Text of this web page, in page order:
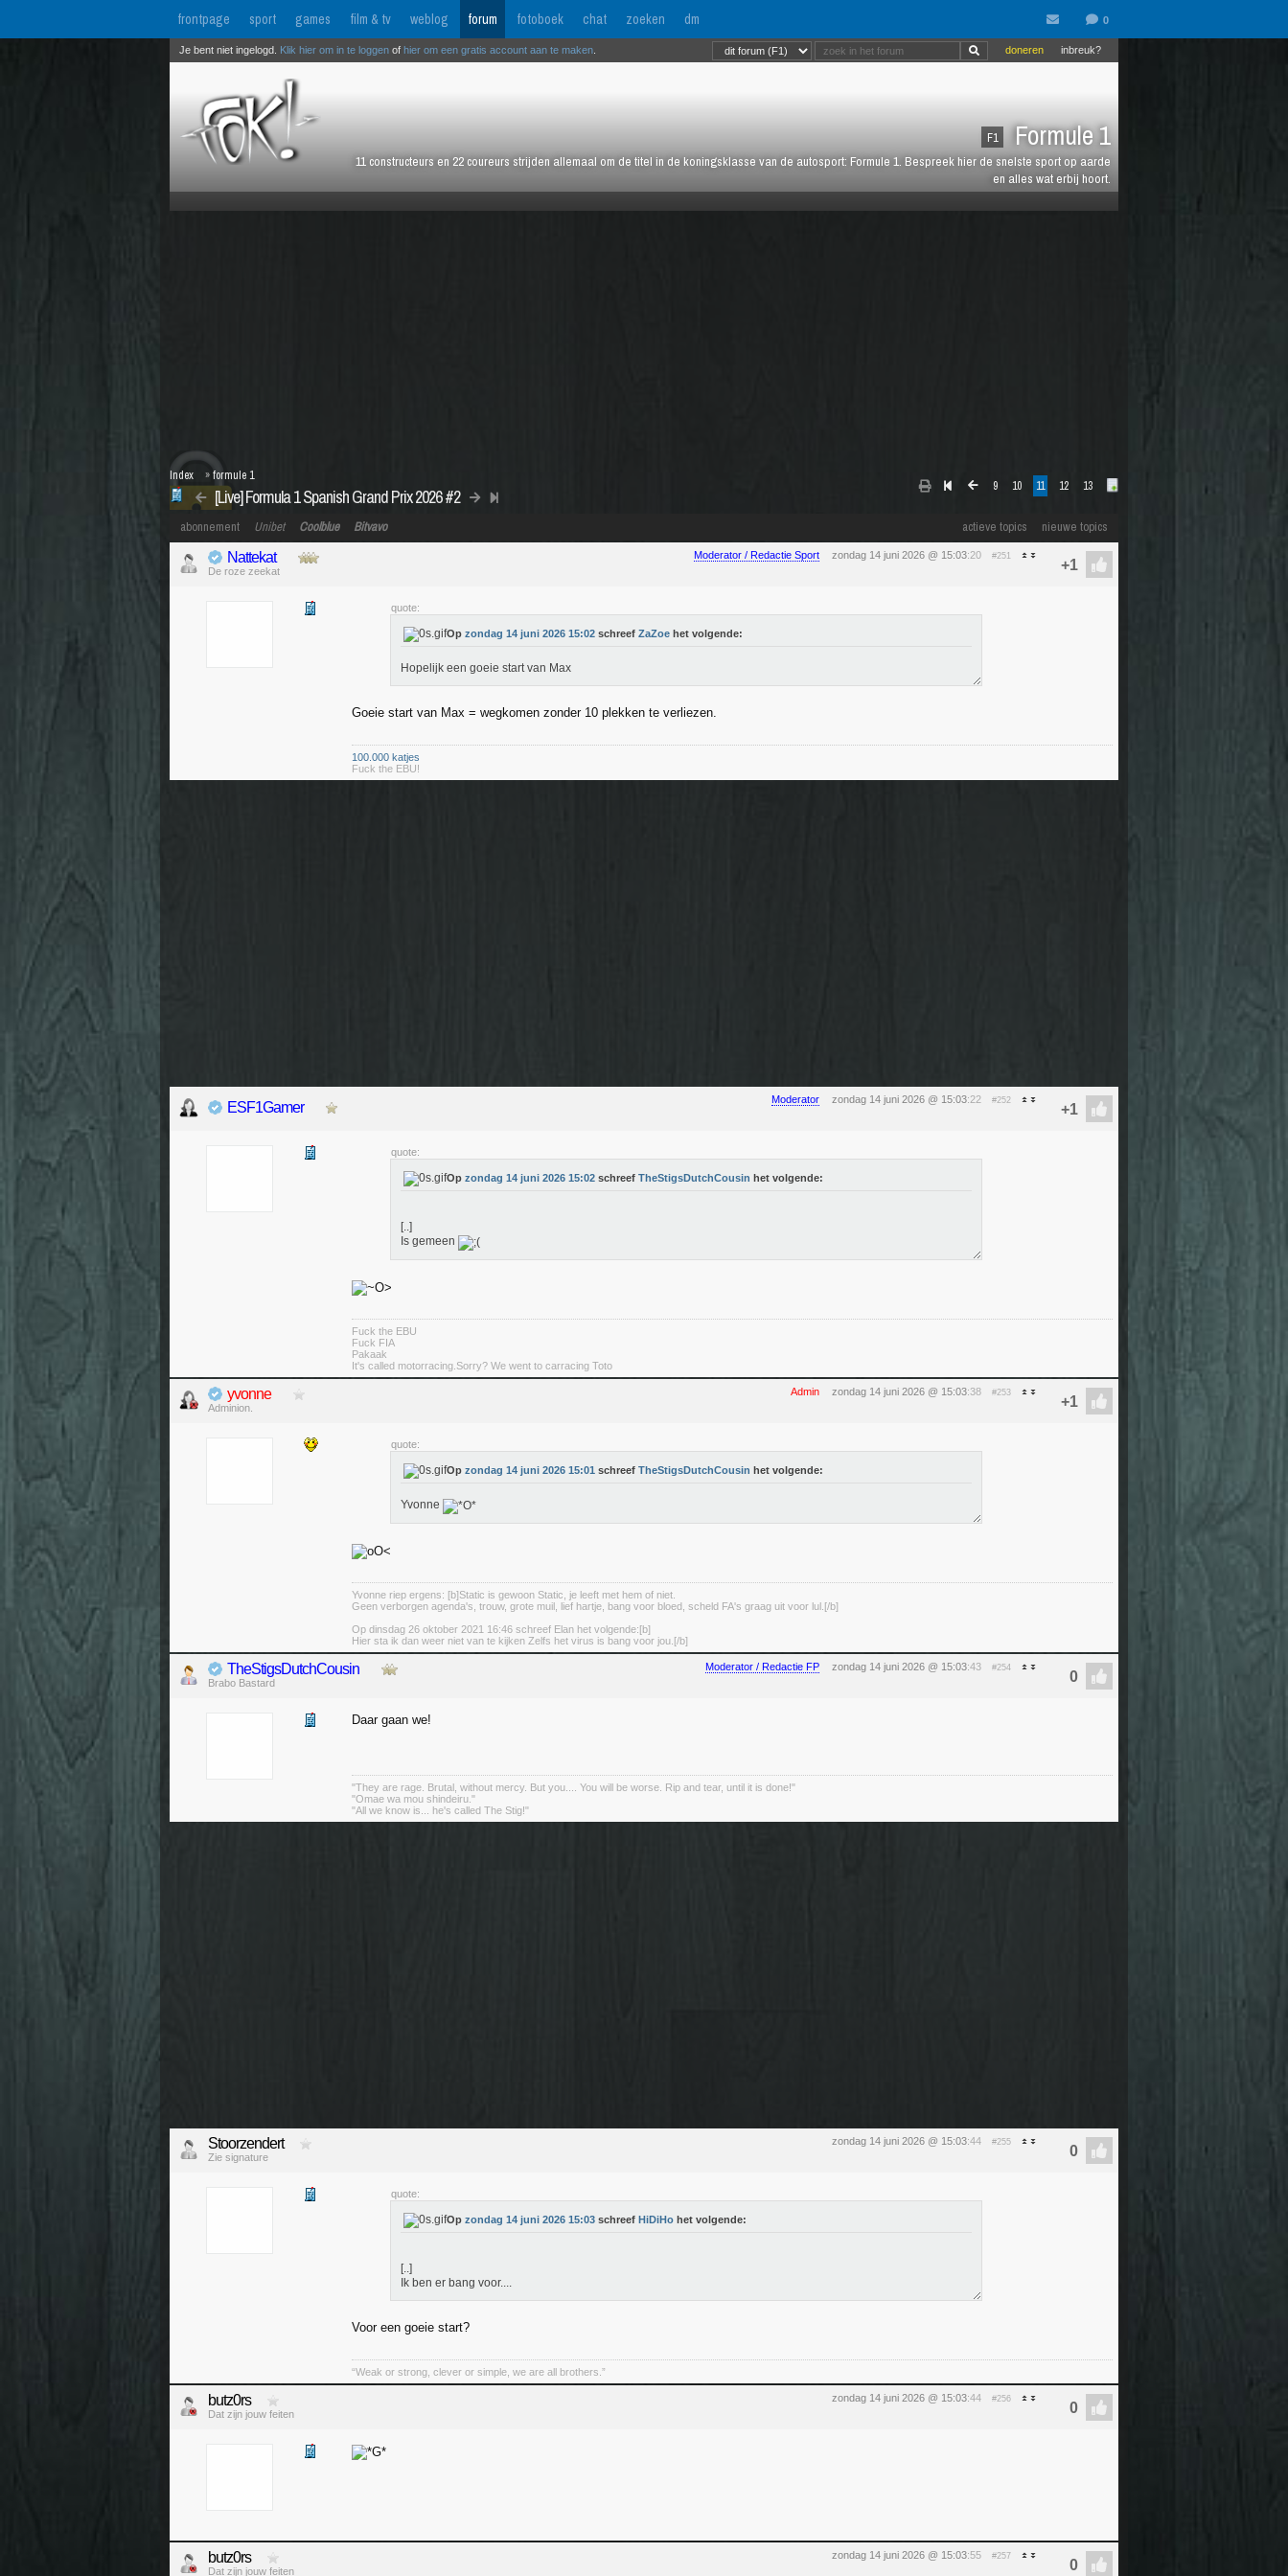
frontpage sport games film & tv weblog forum fotoboek chat zoeken dm
F1 Formule 1
11 constructeurs en 22 coureurs strijden allemaal om de titel in de koningsklasse van de autosport: Formule 1. Bespreek hier de snelste sport op aarde
en alles wat erbij hoort.
inbreuk?
doneren
Je bent niet ingelogd. Klik hier om in te loggen of hier om een gratis account aan te maken
9 10 11 12 13
[Live] Formula 1 Spanish Grand Prix 2026 #2
Index »formule 1
actieve topics nieuwe topics
abonnement Unibet Coolblue Bitvavo
Moderator / Redactie Sport zondag 14 juni 2026 @ 15:03:20 #251
Nattekat
De roze zeekat
quote:
Op zondag 14 juni 2026 15:02 schreef ZaZoe het volgende:
Hopelijk een goeie start van Max
Goeie start van Max = wegkomen zonder 10 plekken te verliezen.
100.000 katjes
Fuck the EBU!
Moderator zondag 14 juni 2026 @ 15:03:22 #252
ESF1Gamer
quote:
Op zondag 14 juni 2026 15:02 schreef TheStigsDutchCousin het volgende:
[..]
Is gemeen
Fuck the EBU
Fuck FIA
Pakaak
It's called motorracing.Sorry? We went to carracing Toto
Admin zondag 14 juni 2026 @ 15:03:38 #253
yvonne
Adminion.
quote:
Op zondag 14 juni 2026 15:01 schreef TheStigsDutchCousin het volgende:
Yvonne
Yvonne riep ergens: [b]Static is gewoon Static, je leeft met hem of niet.
Geen verborgen agenda's, trouw, grote muil, lief hartje, bang voor bloed, scheld FA's graag uit voor lul.[/b]
Op dinsdag 26 oktober 2021 16:46 schreef Elan het volgende:[b]
Hier sta ik dan weer niet van te kijken Zelfs het virus is bang voor jou.[/b]
Moderator / Redactie FP zondag 14 juni 2026 @ 15:03:43 #254
TheStigsDutchCousin
Brabo Bastard
Daar gaan we!
"They are rage. Brutal, without mercy. But you.... You will be worse. Rip and tear, until it is done!"
"Omae wa mou shindeiru."
"All we know is... he's called The Stig!"
zondag 14 juni 2026 @ 15:03:44 #255
Stoorzendert
Zie signature
quote:
Op zondag 14 juni 2026 15:03 schreef HiDiHo het volgende:
[..]
Ik ben er bang voor....
Voor een goeie start?
“Weak or strong, clever or simple, we are all brothers.”
zondag 14 juni 2026 @ 15:03:44 #256
butz0rs
Dat zijn jouw feiten
zondag 14 juni 2026 @ 15:03:55 #257
butz0rs
Dat zijn jouw feiten